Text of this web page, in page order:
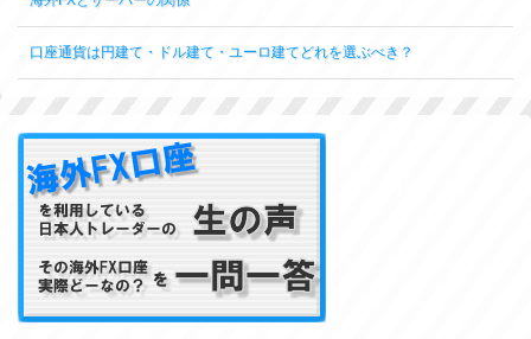
口座通貨は円建て・ドル建て・ユーロ建てどれを選ぶべき？